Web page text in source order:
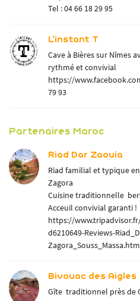
D'ÉVASION
& E-SCOOT
AVENTURES
Tel :04 66 18 29 95
L'instant T
Cave à Bières sur Nîmes
rythmé et convivial
https://
79 93
Partenaires Maroc
Riad Dar Zaouia
Riad familial et typique
Zagora
Cuisine traditionnelle
Acceuil convivial garanti !
https://
d6210649-Reviews-
Bivouac des Aigles
Gîte traditionnel près de